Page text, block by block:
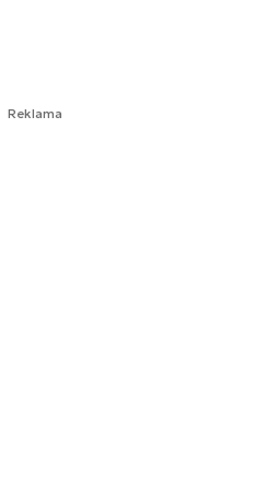
Reklama